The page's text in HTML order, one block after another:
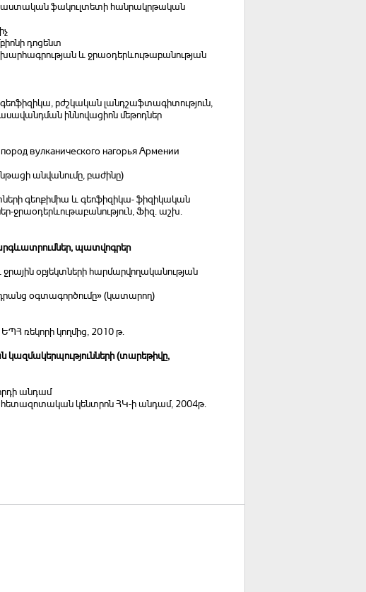
ֆակուլտետի հանրակրթական
դոցենտ
և ջրաօդերևութաբանության
բժշկական լանդշաֆտագիտություն,
իննովացիոն մեթոդներ
вулканического нагорья Армении
անվանումը, բաժինը)
գեոքիմիա և գեոֆիզիկա- ֆիզիկական
ջրաօդերևութաբանություն, Ֆիզ. աշխ.
պատվոգրեր
օբյեկտների հարմարվողականության
դրանց օգտագործումը» (կատարող)
ռեկորի կողմից, 2010 թ.
(տարեթիվը,
անդամ
կենտրոն ՀԿ-ի անդամ, 2004թ.